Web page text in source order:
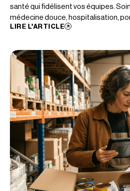
santé qui fidélisent vos équipes.
médecine douce, hospitalisation,
LIRE L'ARTICLE